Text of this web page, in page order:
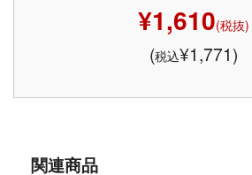
¥1,610(税抜)
(税込¥1,771)
関連商品